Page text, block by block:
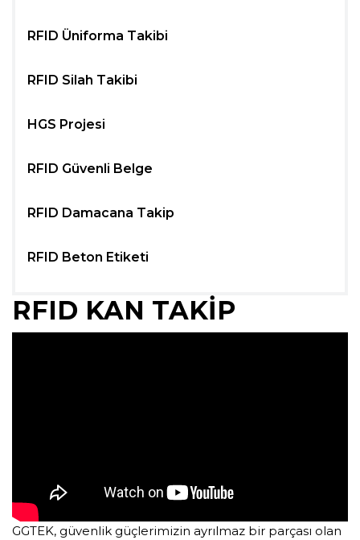
RFID Üniforma Takibi
RFID Silah Takibi
HGS Projesi
RFID Güvenli Belge
RFID Damacana Takip
RFID Beton Etiketi
RFID KAN TAKIP
GGTEK, güvenlik güçlerimizin ayrılmaz bir parçası olan